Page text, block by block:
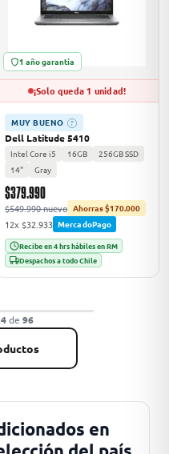
1 año garantía
¡Solo queda 1 unidad!
MUY BUENO ?
Dell Latitude 5410
Intel Core i5 16GB
256GB SSD
14"
Gray
$379.990
$549.990 nuevo Ahorras $170.000
12x $32.933 MercadoPago
Recibe en 4 hrs hábiles en RM
Despachos a todo Chile
de 96
en